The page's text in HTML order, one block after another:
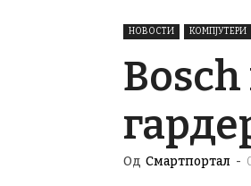
НОВОСТИ КОМПЈУТЕРИ
Од Смартпортал -